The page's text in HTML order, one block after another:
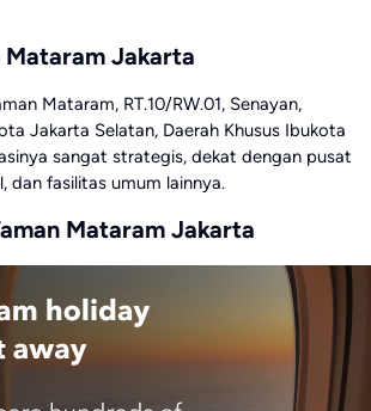
Mataram Jakarta
Mataram, RT.10/RW.01, Senayan,
Jakarta Selatan, Daerah Khusus Ibukota
sangat strategis, dekat dengan pusat
dan fasilitas umum lainnya.
Mataram Jakarta